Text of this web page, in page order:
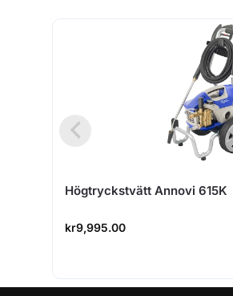
Högtryckstvätt Annovi 615K
kr9,995.00